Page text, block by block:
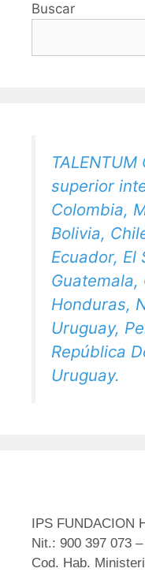
Buscar
superior
Colombia,
Bolivia,
Ecuador, El
Guatemala,
Honduras,
Uruguay,
República
Uruguay.
IPS FUNDACION
Nit.: 900 397 073
Cod. Hab.